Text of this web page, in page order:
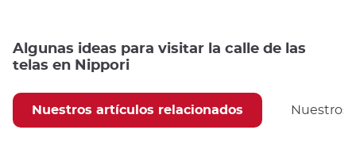
Algunas ideas para visitar la calle de las
telas en Nippori
Nuestros artículos relacionados Nuestros